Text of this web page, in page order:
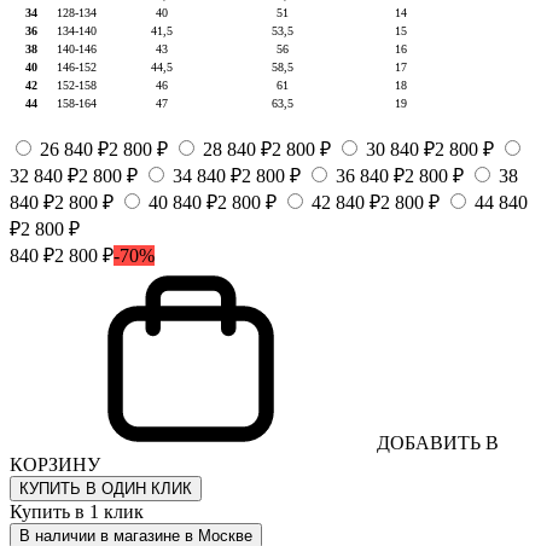
34
128-134 40 51
14
36
134-140 41,5 53,5
15
38
140-146 43 56
16
40
146-152 44,5 58,5
17
42
152-158 46 61
18
44
158-164 47 63,5 19
26 840 ₽2 800 ₽ 28 840 ₽2 800 ₽ 30 840 ₽2 800 ₽
32 840 ₽2 800 ₽ 34 840 ₽2 800 ₽ 36 840 ₽2 800 ₽
38
840 ₽2 800 ₽ 40 840 ₽2 800 ₽ 42 840 ₽2 800 ₽ 44 840
₽2 800 ₽
840 ₽2 800 ₽-70%
ДОБАВИТЬ В
КОРЗИНУ
КУПИТЬ В ОДИН КЛИК
Купить в 1 клик
В наличии в магазине в Москве